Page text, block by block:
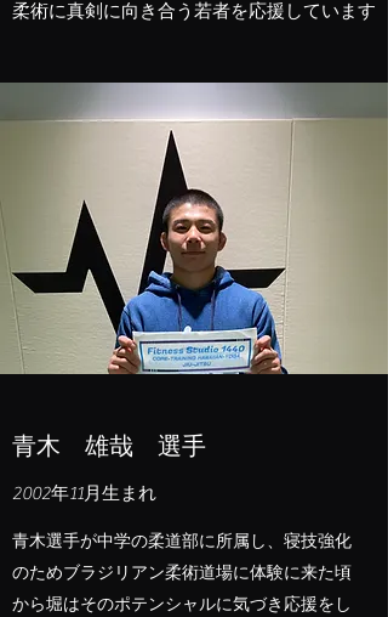
​​柔術に真剣に向き合う若者を応援しています
​​青木 雄哉 選手
2002年11月生まれ
​青木選手が中学の柔道部に所属し、寝技強化
のためブラジリアン柔術道場に体験に来た頃
から堀はそのポテンシャルに気づき応援をし